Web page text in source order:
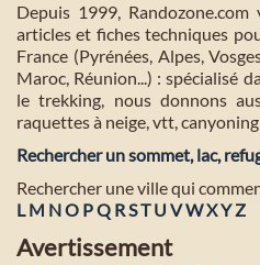
Depuis 1999,
articles et fiches techniques
France (Pyrénées, Alpes,
Maroc, Réunion...) : spécialisé
le trekking, nous donnons
raquettes à neige, vtt,
Rechercher un sommet, lac,
Rechercher une ville qui
L M NO PQ RST U VWXYZ
Avertissement